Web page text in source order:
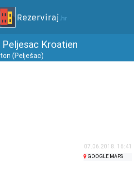
Kroatien
(Pelješac)
07.06.2018. 16:41
GOOGLE MAPS